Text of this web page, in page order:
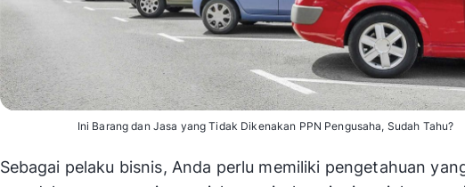
Ini Barang dan Jasa yang Tidak Dikenakan PPN Pengusaha, Sudah Tahu?
Sebagai pelaku bisnis, Anda perlu memiliki pengetahuan